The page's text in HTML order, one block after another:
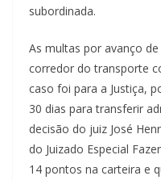
subordinada.
As multas por avanço
corredor do transporte
caso foi para a Justiça,
30 dias para transferir
decisão do juiz José
do Juizado Especial
14 pontos na carteira e